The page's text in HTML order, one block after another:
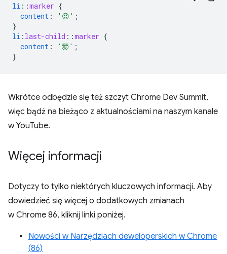
li ::marker {
content : '😍' ;
}
li : last-child ::marker {
content : '🤯' ;
}
Wkrótce odbędzie się też szczyt Chrome Dev Summit,
więc bądź na bieżąco z aktualnościami na naszym kanale
w YouTube.
Więcej informacji
Dotyczy to tylko niektórych kluczowych informacji. Aby
dowiedzieć się więcej o dodatkowych zmianach
w Chrome 86, kliknij linki poniżej.
Nowości w Narzędziach deweloperskich w Chrome
(86)